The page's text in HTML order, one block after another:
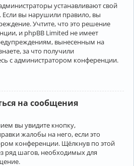
устанавливают свой
Если вы нарушили правило, вы
Учтите, что это решение
и phpBB Limited не имеет
вынесенным на
за что получили
с администратором конференции.
на сообщения
вы увидите кнопку,
жалобы на него, если это
конференции. Щёлкнув по этой
ряд шагов, необходимых для